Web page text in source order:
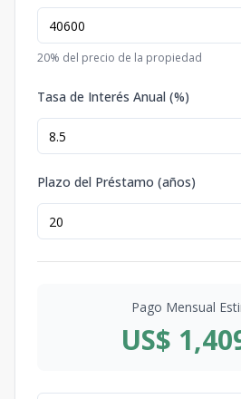
20% del precio de la propiedad
Tasa de Interés Anual (%)
Plazo del Préstamo (años)
Pago Mensual
US$